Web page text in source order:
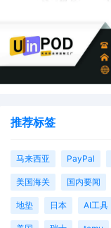
推荐标签
马来西亚 PayPal
美国海关 国内要闻
地垫 日本 AI工具